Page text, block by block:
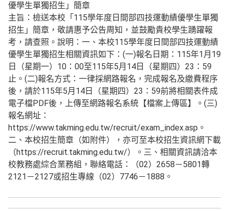
優學生單獨招生」簡章
主旨：檢送本校「115學年度日間部四技運動績優學生單獨
招生」簡章，敬請惠予公告周知，並鼓勵貴校學生踴躍報
考，請查照。說明：一、本校115學年度日間部四技運動績
優學生單獨招生相關資訊如下：(一)報名日期：115年1月19
日（星期一）10：00至115年5月14日（星期四）23：59
止。(二)報名方式：一律採網路報名，完成報名及繳費程序
後，請於115年5月14日（星期四）23：59前將相關表件成
電子檔PDF後，上傳至網路報名系統【檔案上傳區】。(三)
報名網址：
https://www.takming.edu.tw/recruit/exam_index.asp。
二、本校招生簡章（如附件），亦可至本校招生資訊網下載
（https://recruit.takming.edu.tw/）。三、相關資訊請洽本
校教務處綜合業務組，聯絡電話：（02）2658－5801轉
2121－2127或招生專線（02）7746－1888。